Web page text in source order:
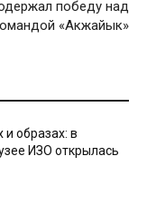
победу над
«Акжайык»
и образах: в
ИЗО открылась